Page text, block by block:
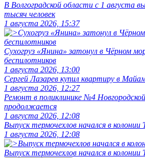
В Волгоградской области с 1 августа
тысяч человек
1 августа 2026, 15:37
Сухогруз «Янина» затонул в Чёрном
беспилотников
1 августа 2026, 13:00
Сергей Лазарев купил квартиру в
1 августа 2026, 12:27
Ремонт в поликлинике №4
продолжается
1 августа 2026, 12:08
Выпуск термочехлов начался в колонии
1 августа 2026, 12:08
Выпуск термочехлов начался в колонии